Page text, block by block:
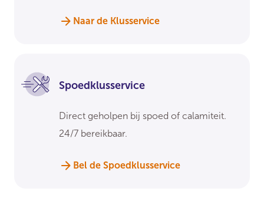
Naar de Klusservice
Spoedklusservice
Direct geholpen bij spoed of calamiteit.
24/7 bereikbaar.
Bel de Spoedklusservice